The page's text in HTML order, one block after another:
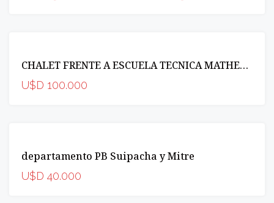
INCREIBLE
OPORTUNIDAD
CHALET FRENTE A ESCUELA TECNICA MATHEU AL 500
U$D 100.000
INCREIBLE
departamento PB Suipacha y Mitre
U$D 40.000